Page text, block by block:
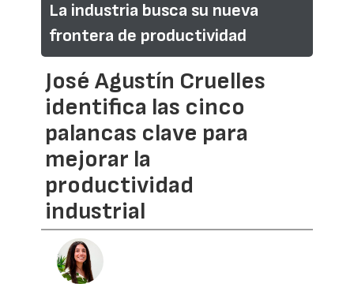
La industria busca su nueva
frontera de productividad
José Agustín Cruelles
identifica las cinco
palancas clave para
mejorar la
productividad
industrial